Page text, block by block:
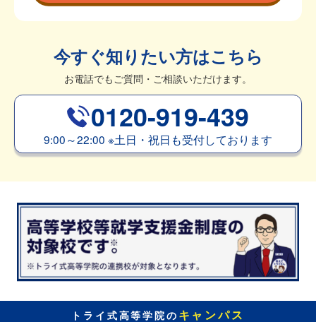
今すぐ知りたい方はこちら
お電話でもご質問・ご相談いただけます。
0120-919-439
9:00～22:00 ※土日・祝日も受付しております
トライ式高等学院の キャンパス